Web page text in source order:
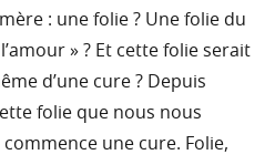
: une folie ? Une folie du
» ? Et cette folie serait
d’une cure ? Depuis
folie que nous nous
une cure. Folie,